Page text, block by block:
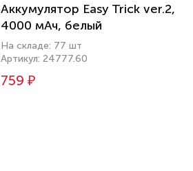
Аккумулятор Easy Trick ver.2,
4000 мАч, белый
На складе: 77 шт
Артикул: 24777.60
759 ₽